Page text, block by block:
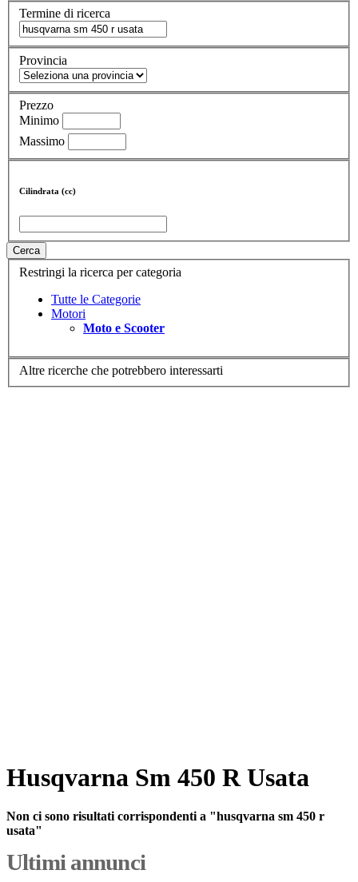
Termine di ricerca
Provincia
Prezzo
Minimo
Massimo
Cilindrata (cc)
Cerca
Restringi la ricerca per categoria
Tutte le Categorie
Motori
Moto e Scooter
Altre ricerche che potrebbero interessarti
Husqvarna Sm 450 R Usata
Non ci sono risultati corrispondenti a "husqvarna sm 450 r
usata"
Ultimi annunci